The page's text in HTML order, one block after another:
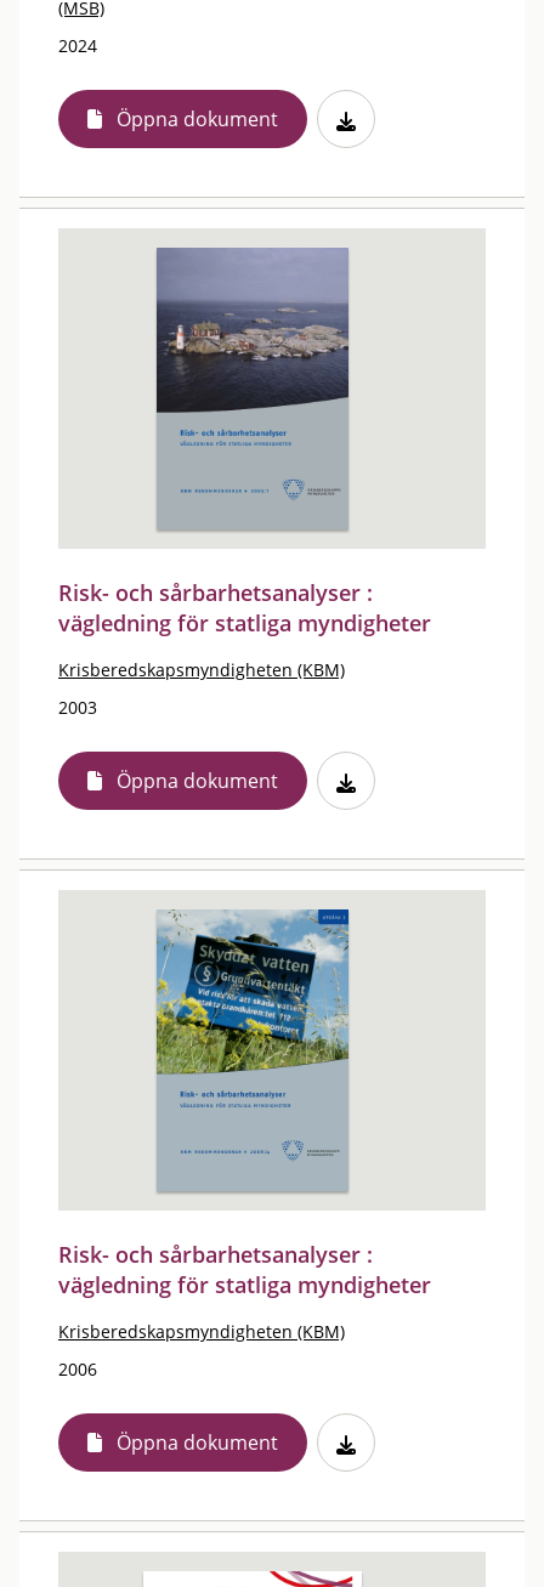
(MSB)
2024
Öppna dokument
Risk- och sårbarhetsanalyser :
vägledning för statliga myndigheter
Krisberedskapsmyndigheten (KBM)
2003
Öppna dokument
Risk- och sårbarhetsanalyser :
vägledning för statliga myndigheter
Krisberedskapsmyndigheten (KBM)
2006
Öppna dokument